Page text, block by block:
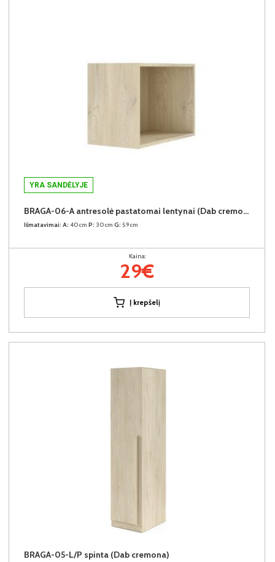
YRA SANDĖLYJE
BRAGA-06-A antresolė pastatomai lentynai (Dab cremona)
Išmatavimai: A: 40cm P: 30cm G: 59cm
Kaina:
29€
Į krepšelį
BRAGA-05-L/P spinta (Dab cremona)